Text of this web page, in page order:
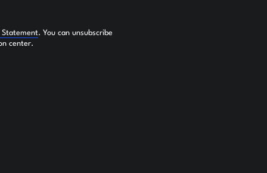
Statement. You can unsubscribe
center.